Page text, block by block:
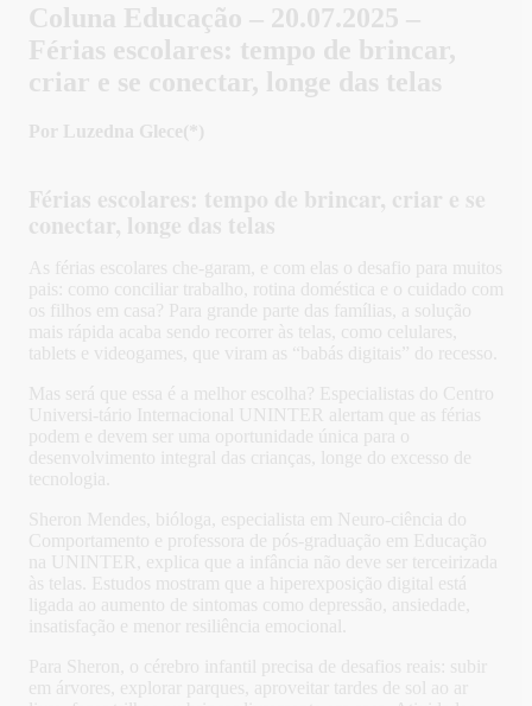
Coluna Educação – 20.07.2025 –
Férias escolares: tempo de brincar,
criar e se conectar, longe das telas
Por Luzedna Glece(*)
Férias escolares: tempo de brincar, criar e se
conectar, longe das telas
As férias escolares che-garam, e com elas o desafio para muitos
pais: como conciliar trabalho, rotina doméstica e o cuidado com
os filhos em casa? Para grande parte das famílias, a solução
mais rápida acaba sendo recorrer às telas, como celulares,
tablets e videogames, que viram as “babás digitais” do recesso.
Mas será que essa é a melhor escolha? Especialistas do Centro
Universi-tário Internacional UNINTER alertam que as férias
podem e devem ser uma oportunidade única para o
desenvolvimento integral das crianças, longe do excesso de
tecnologia.
Sheron Mendes, bióloga, especialista em Neuro-ciência do
Comportamento e professora de pós-graduação em Educação
na UNINTER, explica que a infância não deve ser terceirizada
às telas. Estudos mostram que a hiperexposição digital está
ligada ao aumento de sintomas como depressão, ansiedade,
insatisfação e menor resiliência emocional.
Para Sheron, o cérebro infantil precisa de desafios reais: subir
em árvores, explorar parques, aproveitar tardes de sol ao ar